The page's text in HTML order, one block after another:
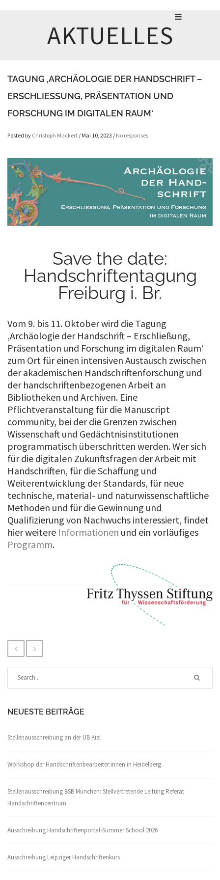
AKTUELLES
TAGUNG ‚ARCHÄOLOGIE DER HANDSCHRIFT –
ERSCHLIESSUNG, PRÄSENTATION UND F
ORSCHUNG IM DIGITALEN RAUM‘
Posted by Christoph Mackert / Mai 10, 2023 / No responses
Save the date:
Handschriftentagung
Freiburg i. Br.
Vom 9. bis 11. Oktober wird die Tagung
‚Archäologie der Handschrift – Erschließung,
Präsentation und Forschung im digitalen Raum‘
zum Ort für einen intensiven Austausch zwischen
der akademischen Handschriftenforschung und
der handschriftenbezogenen Arbeit an
Bibliotheken und Archiven. Eine
Pflichtveranstaltung für die Manuscript
community, bei der die Grenzen zwischen
Wissenschaft und Gedächtnisinstitutionen
programmatisch überschritten werden. Wer sich
für die digitalen Zukunftsfragen der Arbeit mit
Handschriften, für die Schaffung und
Weiterentwicklung der Standards, für neue
technische, material- und naturwissenschaftliche
Methoden und für die Gewinnung und
Qualifizierung von Nachwuchs interessiert, findet
hier weitere Informationen und ein vorläufiges
Programm.
NEUESTE BEITRÄGE
Stellenausschreibung an der UB Kiel
Workshop der Handschriftenbearbeiter:innen in Heidelberg
Stellenausschreibung BSB München: Stellvertretende Leitung Referat
Handschriftenzentrum
Ausschreibung Handschriftenportal-Summer School 2026
Ausschreibung Leipziger Handschriftenkurs